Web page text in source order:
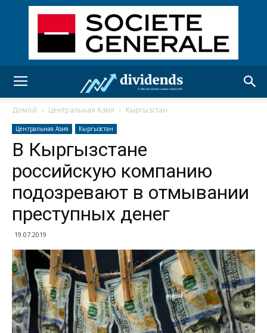
Домой Центральная Азия Кыргызстан
Центральная Азия Кыргызстан
В Кыргызстане
российскую компанию
подозревают в отмывании
преступных денег
19.07.2019